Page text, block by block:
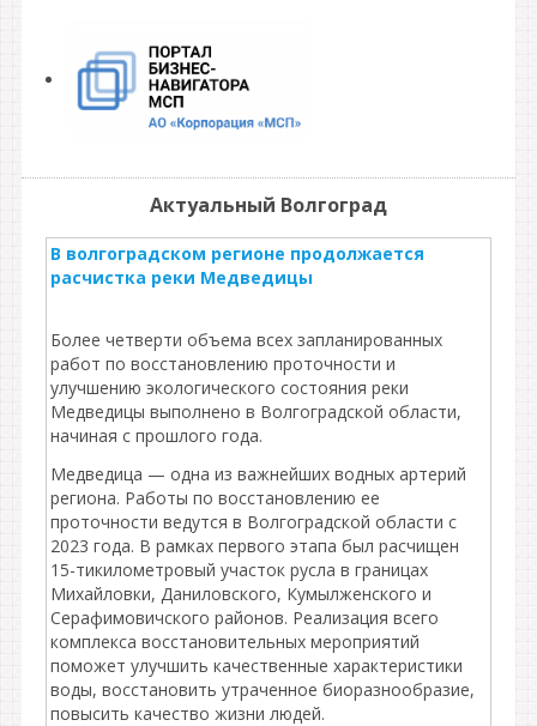
Актуальный Волгоград
В волгоградском регионе продолжается
расчистка реки Медведицы
Более четверти объема всех запланированных
работ по восстановлению проточности и
улучшению экологического состояния реки
Медведицы выполнено в Волгоградской области,
начиная с прошлого года.
Медведица — одна из важнейших водных артерий
региона. Работы по восстановлению ее
проточности ведутся в Волгоградской области с
2023 года. В рамках первого этапа был расчищен
15-тикилометровый участок русла в границах
Михайловки, Даниловского, Кумылженского и
Серафимовичского районов. Реализация всего
комплекса восстановительных мероприятий
поможет улучшить качественные характеристики
воды, восстановить утраченное биоразнообразие,
повысить качество жизни людей.